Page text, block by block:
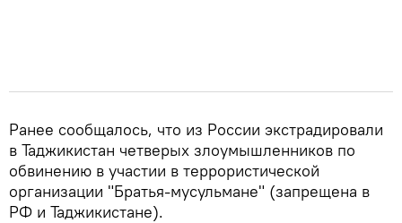
Ранее сообщалось, что из России экстрадировали
в Таджикистан четверых злоумышленников по
обвинению в участии в террористической
организации "Братья-мусульмане" (запрещена в
РФ и Таджикистане).